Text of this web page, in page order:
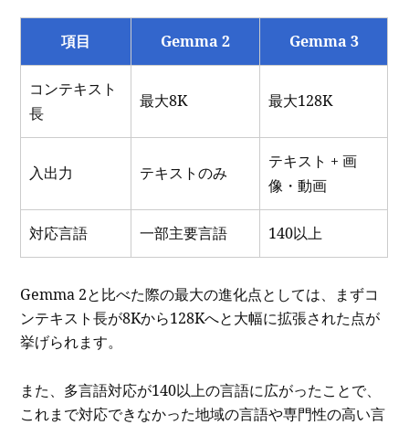
項目 Gemma 2 Gemma 3
コンテキスト
長
最大8K 最大128K
入出力 テキストのみ
テキスト + 画
像・動画
対応言語 一部主要言語 140以上
Gemma 2と比べた際の最大の進化点としては、まずコ
ンテキスト長が8Kから128Kへと大幅に拡張された点が
挙げられます。
また、多言語対応が140以上の言語に広がったことで、
これまで対応できなかった地域の言語や専門性の高い言